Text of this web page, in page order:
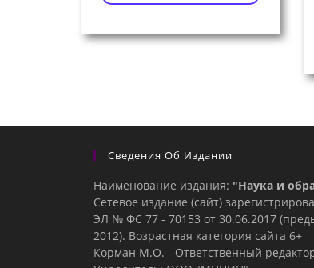
Сведения Об Издании
Наименование издания: "Наука и
Сетевое издание (сайт)
ЭЛ № ФС 77 - 70153 от 30.06.2017
2012). Возрастная категория сайта 6+
Корман М.О. - Ответственный